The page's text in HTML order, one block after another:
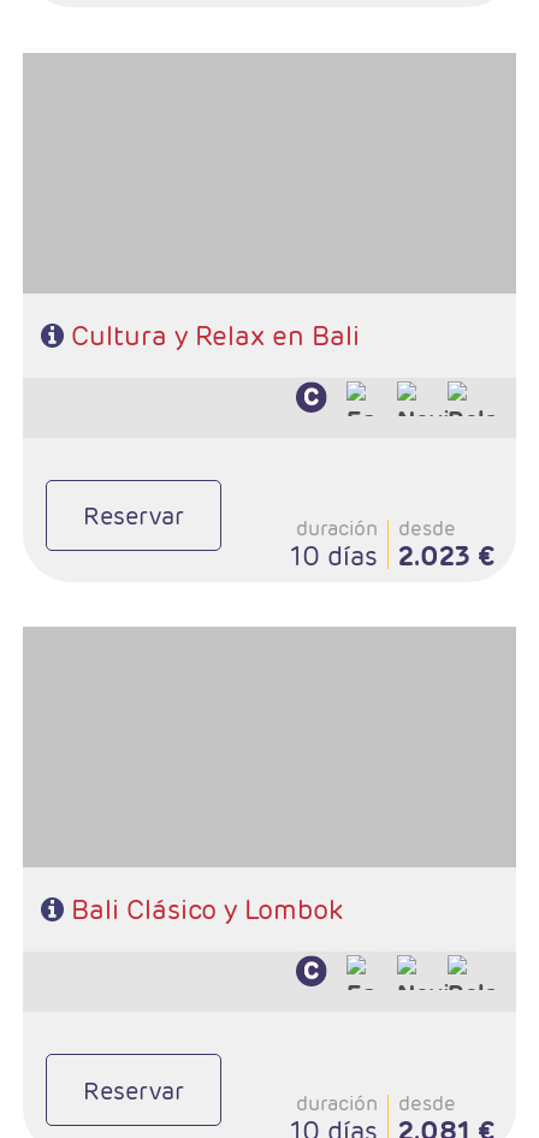
Cultura y Relax en Bali
Reservar duración
10 días
desde
2.023 €
Bali Clásico y Lombok
Reservar duración
10 días
desde
2.081 €